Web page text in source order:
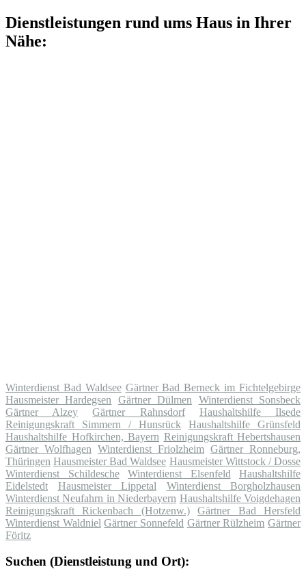
Dienstleistungen rund ums Haus in Ihrer
Nähe:
Winterdienst Bad Waldsee Gärtner Bad Berneck im Fichtelgebirge
Hausmeister Hardegsen
Gärtner Dülmen
Winterdienst Sonsbeck
Gärtner Alzey
Gärtner Rahnsdorf
Haushaltshilfe Ilsede
Reinigungskraft Simmern / Hunsrück
Haushaltshilfe Grünsfeld
Haushaltshilfe Hofkirchen, Bayern Reinigungskraft Hebertshausen
Gärtner Wolfhagen Winterdienst Friolzheim Gärtner Ronneburg,
Thüringen Hausmeister Bad Waldsee Hausmeister Wittstock / Dosse
Winterdienst Schildesche
Winterdienst Elsenfeld
Haushaltshilfe
Eidelstedt
Hausmeister Lippetal
Winterdienst Borgholzhausen
Winterdienst Neufahrn in Niederbayern Haushaltshilfe Voigdehagen
Reinigungskraft Rickenbach (Hotzenw.)
Gärtner Bad Hersfeld
Winterdienst Waldniel Gärtner Sonnefeld Gärtner Rülzheim Gärtner
Föritz
Suchen (Dienstleistung und Ort):